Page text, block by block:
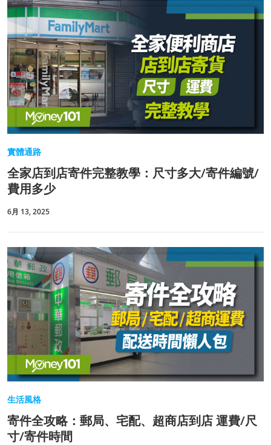
實體通路
全家店到店寄件完整教學：尺寸多大/寄件編號/
費用多少
6月 13, 2025
生活風格
寄件全攻略：郵局、宅配、超商店到店 運費/尺
寸/寄件時間